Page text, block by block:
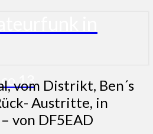
13
vom Distrikt, Ben´s
Austritte, in
von DF5EAD